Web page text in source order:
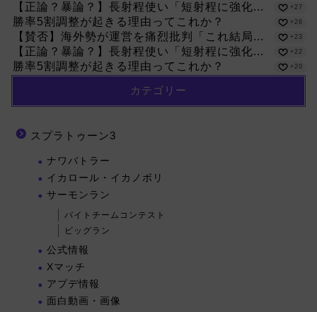
【正論？暴論？】長射程使い「短射程に強化... +27
勝率5割調整が起きる理由ってこれか？ +26
【賛否】海外勢が運営を痛烈批判「これ結局... +23
【正論？暴論？】長射程使い「短射程に強化... +22
勝率5割調整が起きる理由ってこれか？ +20
カテゴリー
スプラトゥーン3
ナワバトラー
イカロール・イカノボリ
サーモンラン
バイトチームコンテスト
ビッグラン
公式情報
Xマッチ
アプデ情報
面白動画・画像